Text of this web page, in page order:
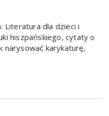
Literatura dla dzieci i
hiszpańskiego,cytaty o
narysować karykaturę,